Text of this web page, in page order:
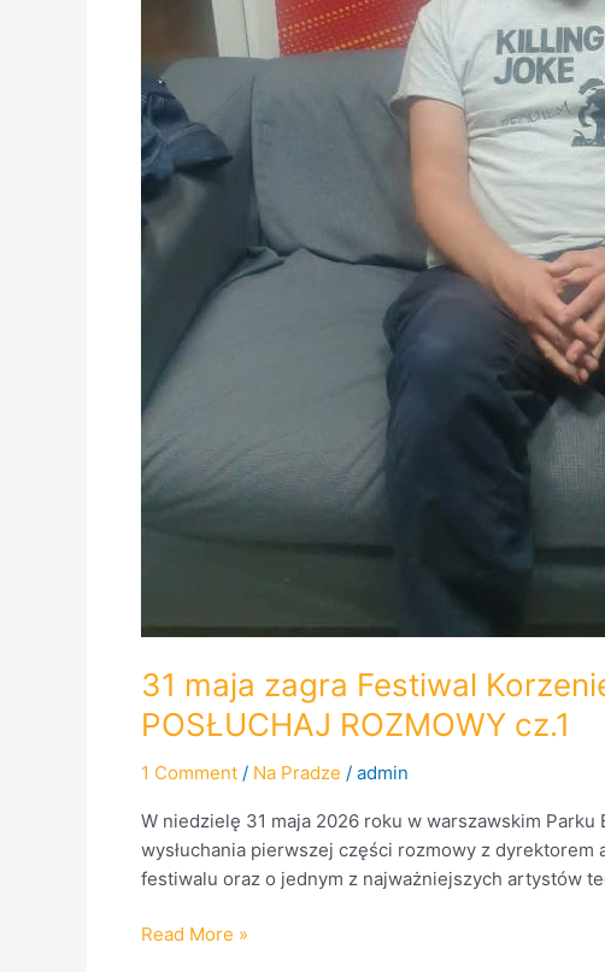
31 maja zagra Festiwal
POSŁUCHAJ ROZMOWY cz.1
1 Comment / Na Pradze / admin
W niedzielę 31 maja 2026 roku w warszawskim
wysłuchania pierwszej części rozmowy z
festiwalu oraz o jednym z najważniejszych artystów
Read More »